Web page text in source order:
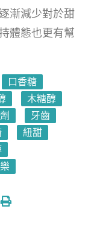
漸減少對於甜
體態也更有幫
口香糖
木糖醇
牙齒
紐甜